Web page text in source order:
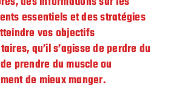
essentiels et des stratégies
vos objectifs
qu’il s’agisse de perdre du
prendre du muscle ou
de mieux manger.